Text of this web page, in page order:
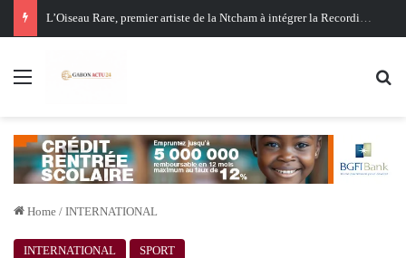
Oligui Nguema au Ghana : Libreville mise sur Accra pour renforcer sa stratégie diplomatique et économique
Menu
Home / INTERNATIONAL
INTERNATIONAL SPORT